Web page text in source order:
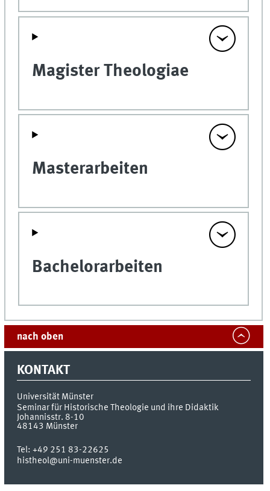
Magister Theologiae
Masterarbeiten
Bachelorarbeiten
nach oben
KONTAKT
Universität Münster
Seminar für Historische Theologie und ihre Didaktik
Johannisstr. 8-10
48143 Münster
Tel:+49 251 83-22625
histheol@uni-muenster.de